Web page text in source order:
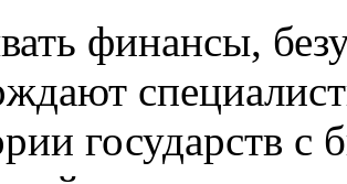
финансы,
государств с